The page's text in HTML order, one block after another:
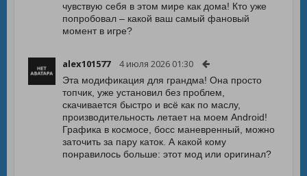
чувствую себя в этом мире как дома! Кто уже
попробовал – какой ваш самый фановый
момент в игре?
alex101577 4 июля 2026 01:30
Эта модификация для грандма! Она просто
топчик, уже установил без проблем,
скачивается быстро и всё как по маслу,
производительность летает на моем Android!
Графика в космосе, босс маневренный, можно
заточить за пару каток. А какой кому
понравилось больше: этот мод или оригинал?